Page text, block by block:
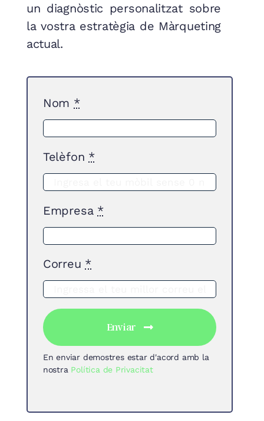
un diagnòstic personalitzat sobre
la vostra estratègia de Màrqueting
actual.
Nom *
Telèfon *
Empresa *
Correu *
Enviar
En enviar demostres estar d'acord amb la
nostra Política de Privacitat